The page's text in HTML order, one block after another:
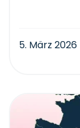
5. März 2026